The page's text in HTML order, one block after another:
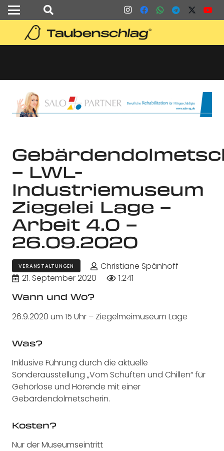
– LWL-
Industriemuseum
Ziegelei Lage –
Arbeit 4.0 –
26.09.2020
VERANSTALTUNGEN
Christiane Spänhoff
21. September 2020
1.241
Wann und Wo?
26.9.2020 um 15 Uhr – Ziegelmeimuseum Lage
Was?
Inklusive Führung durch die aktuelle
Sonderausstellung „Vom Schuften und Chillen“ für
Gehörlose und Hörende mit einer
Gebärdendolmetscherin.
Kosten?
Nur der Museumseintritt